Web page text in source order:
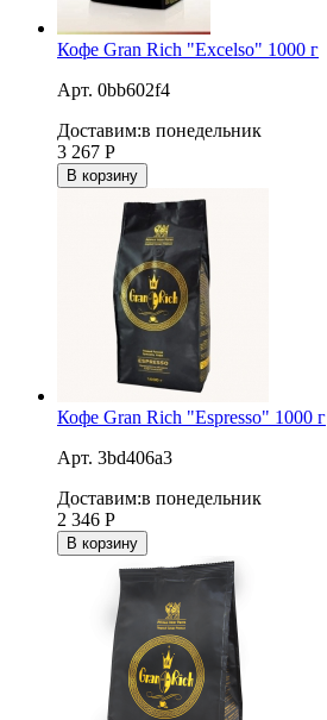
Кофе Gran Rich "Excelso" 1000 г
Арт. 0bb602f4
Доставим:в понедельник
3 267 Р
В корзину
Кофе Gran Rich "Espresso" 1000 г
Арт. 3bd406a3
Доставим:в понедельник
2 346 Р
В корзину